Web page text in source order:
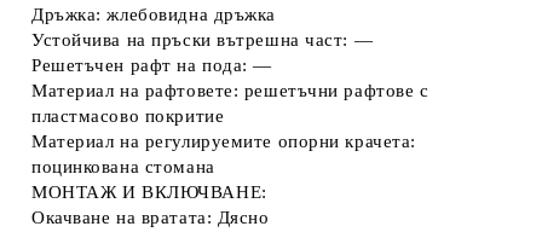
Дръжка: жлебовидна дръжка
Устойчива на пръски вътрешна част: —
Решетъчен рафт на пода: —
Материал на рафтовете: решетъчни рафтове с
пластмасово покритие
Материал на регулируемите опорни крачета:
поцинкована стомана
МОНТАЖ И ВКЛЮЧВАНЕ:
Окачване на вратата: Дясно